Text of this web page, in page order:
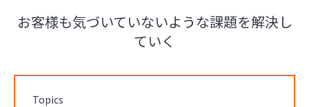
お客様も気づいていないような課題を解決し
ていく
Topics